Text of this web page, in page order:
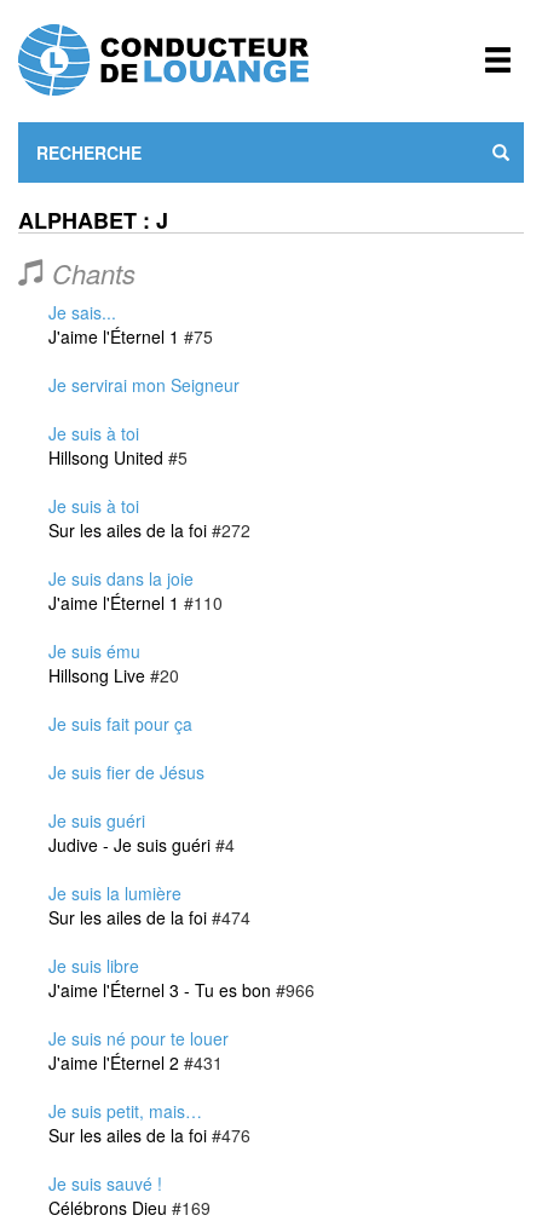
ALPHABET : J
Chants
Je sais...
J'aime l'Éternel 1 #75
Je servirai mon Seigneur
Je suis à toi
Hillsong United #5
Je suis à toi
Sur les ailes de la foi #272
Je suis dans la joie
J'aime l'Éternel 1 #110
Je suis ému
Hillsong Live #20
Je suis fait pour ça
Je suis fier de Jésus
Je suis guéri
Judive - Je suis guéri #4
Je suis la lumière
Sur les ailes de la foi #474
Je suis libre
J'aime l'Éternel 3 - Tu es bon #966
Je suis né pour te louer
J'aime l'Éternel 2 #431
Je suis petit, mais…
Sur les ailes de la foi #476
Je suis sauvé !
Célébrons Dieu #169